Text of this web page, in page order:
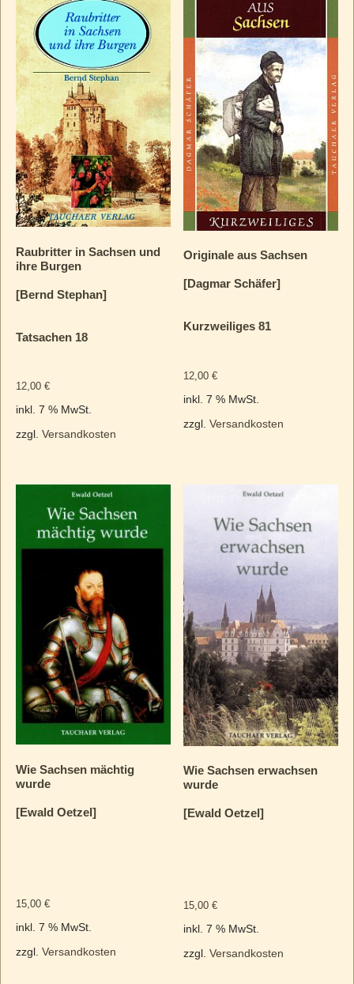
Raubritter in Sachsen und
ihre Burgen
[Bernd Stephan]
Tatsachen 18
12,00 €
inkl. 7 % MwSt.
zzgl. Versandkosten
Originale aus Sachsen
[Dagmar Schäfer]
Kurzweiliges 81
12,00€
inkl. 7 % MwSt.
zzgl.Versandkosten
Wie Sachsen mächtig
wurde
[Ewald Oetzel]
15,00 €
inkl. 7 % MwSt.
zzgl. Versandkosten
Wie Sachsen erwachsen
wurde
[Ewald Oetzel]
15,00€
inkl. 7 % MwSt.
zzgl.Versandkosten